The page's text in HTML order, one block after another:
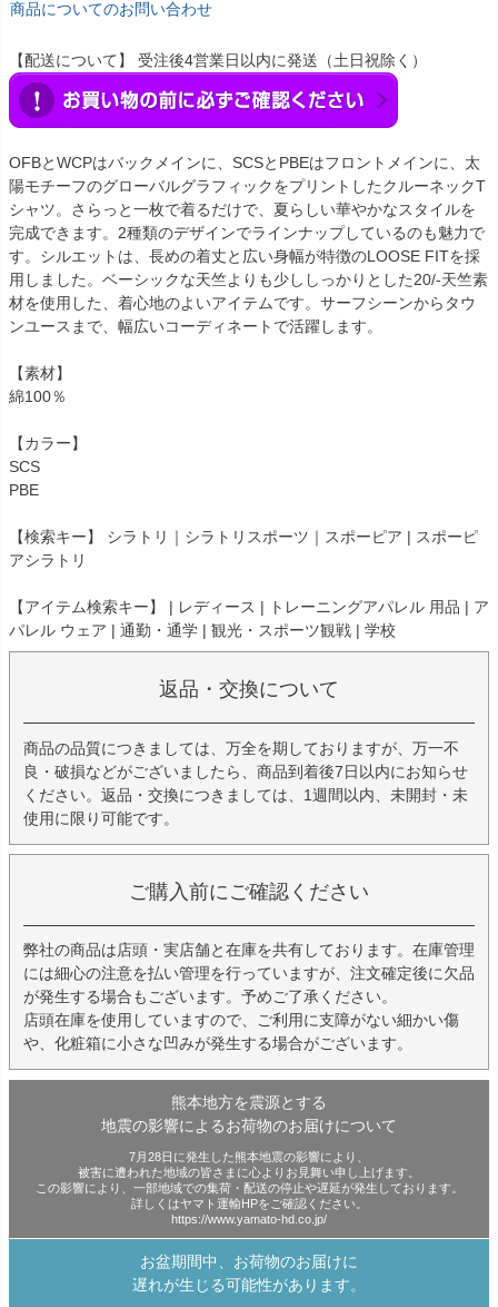
商品についてのお問い合わせ
【配送について】 受注後4営業日以内に発送（土日祝除く）
OFBとWCPはバックメインに、SCSとPBEはフロントメインに、太
陽モチーフのグローバルグラフィックをプリントしたクルーネックT
シャツ。さらっと一枚で着るだけで、夏らしい華やかなスタイルを
完成できます。2種類のデザインでラインナップしているのも魅力で
す。シルエットは、長めの着丈と広い身幅が特徴のLOOSE FITを採
用しました。ベーシックな天竺よりも少ししっかりとした20/-天竺素
材を使用した、着心地のよいアイテムです。サーフシーンからタウ
ンユースまで、幅広いコーディネートで活躍します。
【素材】
綿100％
【カラー】
SCS
PBE
【検索キー】 シラトリ｜シラトリスポーツ｜スポーピア | スポーピ
アシラトリ
【アイテム検索キー】 | レディース | トレーニングアパレル 用品 | ア
パレル ウェア | 通勤・通学 | 観光・スポーツ観戦 | 学校
返品・交換について
商品の品質につきましては、万全を期しておりますが、万一不
良・破損などがございましたら、商品到着後7日以内にお知らせ
ください。返品・交換につきましては、1週間以内、未開封・未
使用に限り可能です。
ご購入前にご確認ください
弊社の商品は店頭・実店舗と在庫を共有しております。在庫管理
には細心の注意を払い管理を行っていますが、注文確定後に欠品
が発生する場合もございます。予めご了承ください。
店頭在庫を使用していますので、ご利用に支障がない細かい傷
や、化粧箱に小さな凹みが発生する場合がございます。
熊本地方を震源とする
地震の影響によるお荷物のお届けについて
7月28日に発生した熊本地震の影響により、
被害に遭われた地域の皆さまに心よりお見舞い申し上げます。
この影響により、一部地域での集荷・配送の停止や遅延が発生しております。
詳しくはヤマト運輸HPをご確認ください。
https://www.yamato-hd.co.jp/
お盆期間中、お荷物のお届けに
遅れが生じる可能性があります。